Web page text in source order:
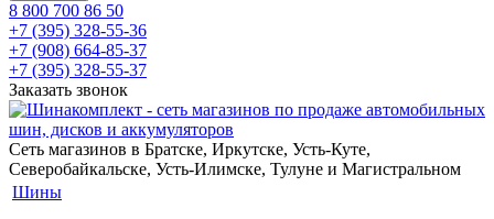
8 800 700 86 50
+7 (395) 328-55-36
+7 (908) 664-85-37
+7 (395) 328-55-37
Заказать звонок
Сеть магазинов в Братске, Иркутске, Усть-Куте,
Северобайкальске, Усть-Илимске, Тулуне и Магистральном
Шины